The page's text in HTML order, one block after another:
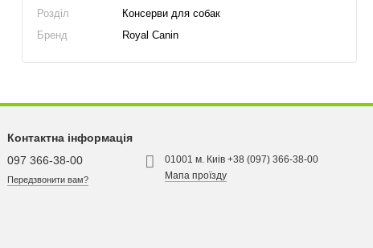
Розділ
Консерви для собак
Бренд
Royal Canin
Контактна інформація
097 366-38-00
Передзвонити вам?
01001 м. Киів +38 (097) 366-38-00
Мапа проїзду